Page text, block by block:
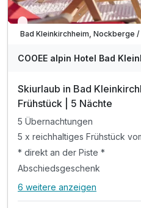
Wieder frei ab Dezember
COOEE alpin Hotel Bad
Skiurlaub in Bad
Frühstück | 5 Nächte
5 Übernachtungen
5 x reichhaltiges Frühstück
* direkt an der Piste *
Abschiedsgeschenk
Alle Inklusivleistungen
6 weitere anzeigen